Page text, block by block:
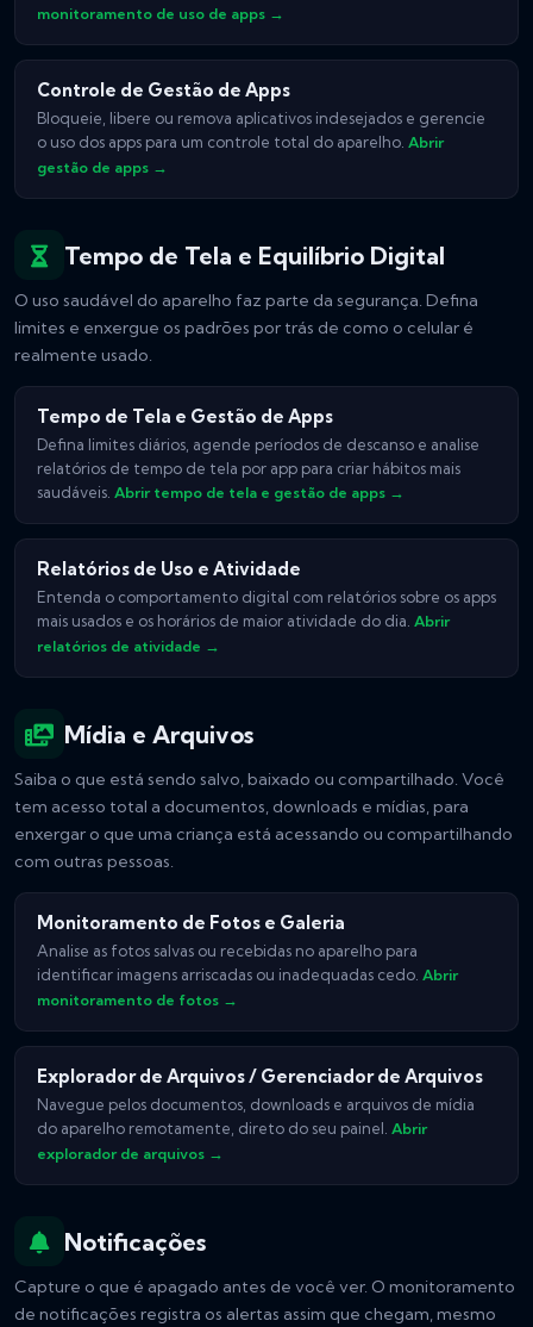
monitoramento de uso de apps →
Controle de Gestão de Apps
Bloqueie, libere ou remova aplicativos indesejados e gerencie
o uso dos apps para um controle total do aparelho. Abrir
gestão de apps →
Tempo de Tela e Equilíbrio Digital
O uso saudável do aparelho faz parte da segurança. Defina
limites e enxergue os padrões por trás de como o celular é
realmente usado.
Tempo de Tela e Gestão de Apps
Defina limites diários, agende períodos de descanso e analise
relatórios de tempo de tela por app para criar hábitos mais
saudáveis. Abrir tempo de tela e gestão de apps →
Relatórios de Uso e Atividade
Entenda o comportamento digital com relatórios sobre os apps
mais usados e os horários de maior atividade do dia. Abrir
relatórios de atividade →
Mídia e Arquivos
Saiba o que está sendo salvo, baixado ou compartilhado. Você
tem acesso total a documentos, downloads e mídias, para
enxergar o que uma criança está acessando ou compartilhando
com outras pessoas.
Monitoramento de Fotos e Galeria
Analise as fotos salvas ou recebidas no aparelho para
identificar imagens arriscadas ou inadequadas cedo. Abrir
monitoramento de fotos →
Explorador de Arquivos / Gerenciador de Arquivos
Navegue pelos documentos, downloads e arquivos de mídia
do aparelho remotamente, direto do seu painel. Abrir
explorador de arquivos →
Notificações
Capture o que é apagado antes de você ver. O monitoramento
de notificações registra os alertas assim que chegam, mesmo